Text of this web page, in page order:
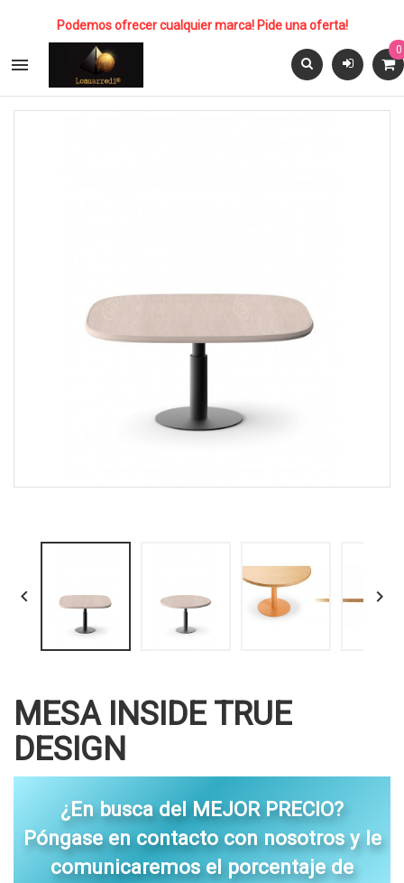
Podemos ofrecer cualquier marca! Pide una oferta!

0
 
MESA INSIDE TRUE
DESIGN
¿En busca del MEJOR PRECIO?
Póngase en contacto con nosotros y le
comunicaremos el porcentaje de